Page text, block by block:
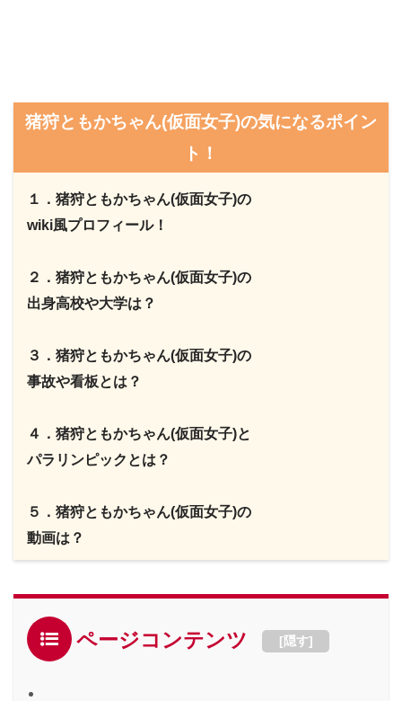
猪狩ともかちゃん(仮面女子)の気になるポイン
ト！
１．猪狩ともかちゃん(仮面女子)の
wiki風プロフィール！
２．猪狩ともかちゃん(仮面女子)の
出身高校や大学は？
３．猪狩ともかちゃん(仮面女子)の
事故や看板とは？
４．猪狩ともかちゃん(仮面女子)と
パラリンピックとは？
５．猪狩ともかちゃん(仮面女子)の
動画は？
ページコンテンツ [隠す]